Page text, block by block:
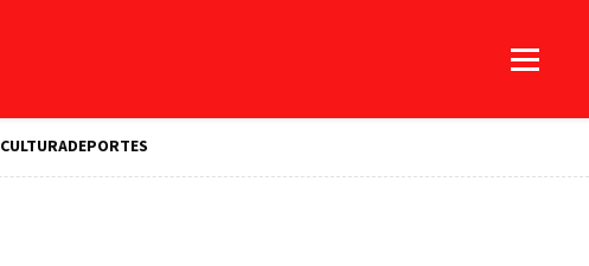
CULTURADEPORTES